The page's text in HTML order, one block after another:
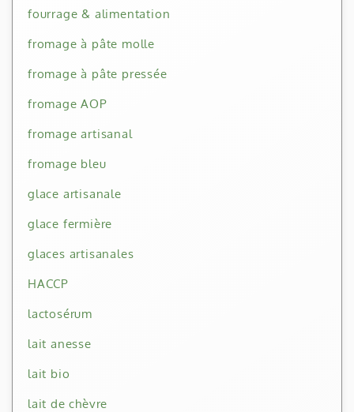
fourrage & alimentation
fromage à pâte molle
fromage à pâte pressée
fromage AOP
fromage artisanal
fromage bleu
glace artisanale
glace fermière
glaces artisanales
HACCP
lactosérum
lait anesse
lait bio
lait de chèvre